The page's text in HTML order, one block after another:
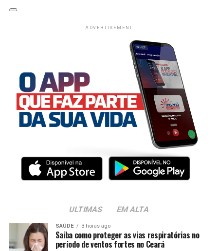
ADVERTISEMENT
ULTIMAS EM ALTA
SAÚDE 3 horas ago
Saiba como proteger as vias respiratórias no
período de ventos fortes no Ceará